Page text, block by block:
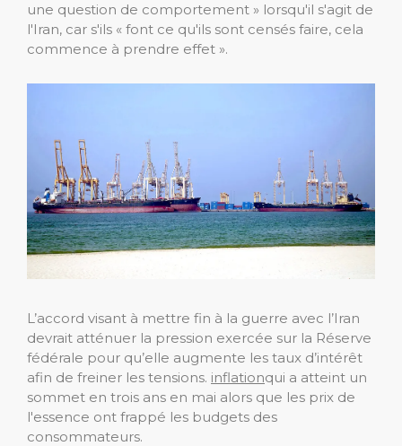
une question de comportement » lorsqu'il s'agit de
l'Iran, car s'ils « font ce qu'ils sont censés faire, cela
commence à prendre effet ».
L’accord visant à mettre fin à la guerre avec l’Iran
devrait atténuer la pression exercée sur la Réserve
fédérale pour qu’elle augmente les taux d’intérêt
afin de freiner les tensions. inflationqui a atteint un
sommet en trois ans en mai alors que les prix de
l'essence ont frappé les budgets des
consommateurs.